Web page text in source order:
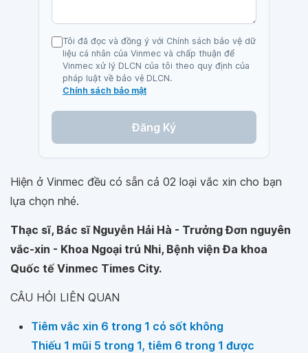
Tôi đã đọc và đồng ý với Chính sách bảo vệ dữ
liệu cá nhân của Vinmec và chấp thuận để
Vinmec xử lý DLCN của tôi theo quy định của
pháp luật về bảo vệ DLCN.
Chính sách bảo mật
Đăng Ký
Hiện ở Vinmec đều có sẵn cả 02 loại vắc xin cho bạn
lựa chọn nhé.
Thạc sĩ, Bác sĩ Nguyễn Hải Hà - Trưởng Đơn nguyên
vắc-xin - Khoa Ngoại trú Nhi, Bệnh viện Đa khoa
Quốc tế Vinmec Times City.
CÂU HỎI LIÊN QUAN
Tiêm vắc xin 6 trong 1 có sốt không
Thiếu 1 mũi 5 trong 1, tiêm 6 trong 1 được